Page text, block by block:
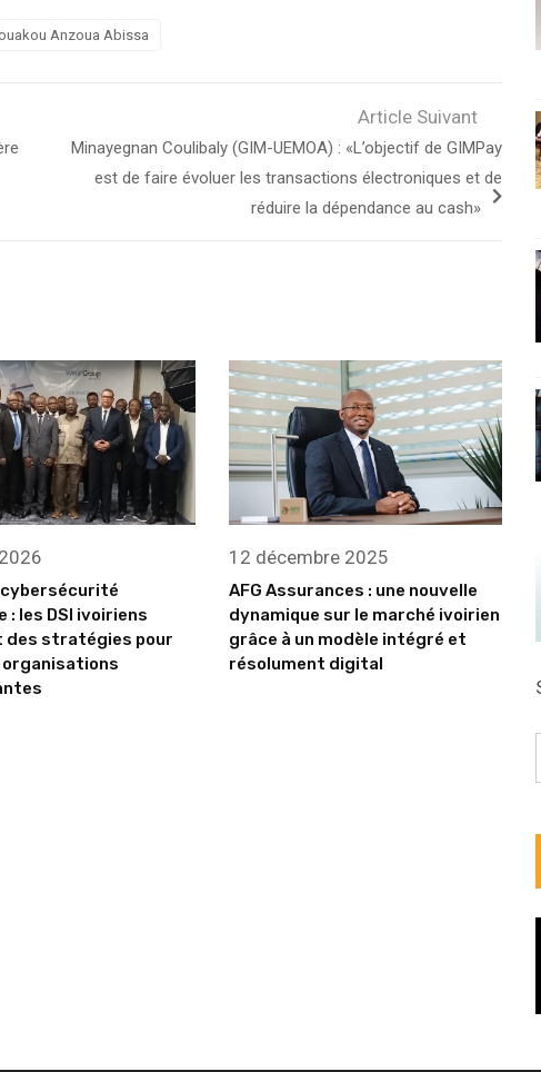
Anzoua Abissa
Article Suivant
Minayegnan Coulibaly (GIM-UEMOA) : «L’objectif de GIMPay
est de faire évoluer les transactions électroniques et de
réduire la dépendance au cash»
cybersécurité
: les DSI ivoiriens
des stratégies pour
12 décembre 2025
AFG Assurances : une nouvelle
dynamique sur le marché ivoirien
grâce à un modèle intégré et
résolument digital